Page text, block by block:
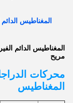
المغناطيس
المغناطيس الدائم
مريح
محركات
المغناطيس